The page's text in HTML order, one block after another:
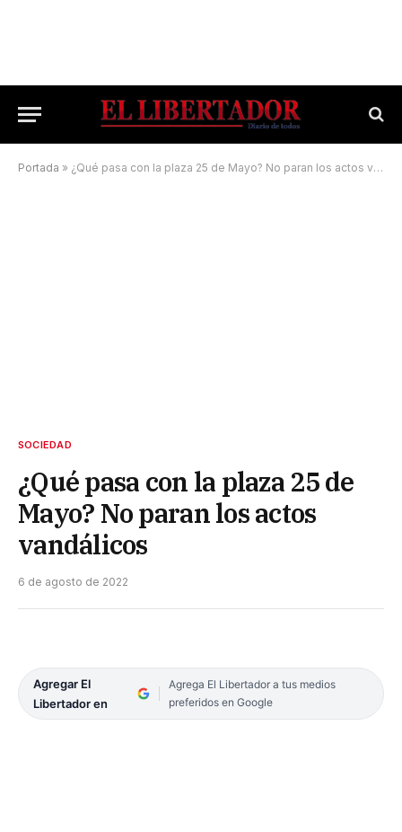
Portada » ¿Qué pasa con la plaza 25 de Mayo? No paran los actos vandálicos
SOCIEDAD
¿Qué pasa con la plaza 25 de
Mayo? No paran los actos
vandálicos
6 de agosto de 2022
Agregar El
Libertador en
Agrega El Libertador a tus medios
preferidos en Google